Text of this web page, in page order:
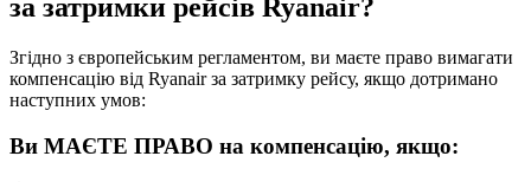
за затримки рейсів Ryanair?
Згідно з європейським регламентом, ви маєте право вимагати
компенсацію від Ryanair за затримку рейсу, якщо дотримано
наступних умов:
Ви МАЄТЕ ПРАВО на компенсацію, якщо: